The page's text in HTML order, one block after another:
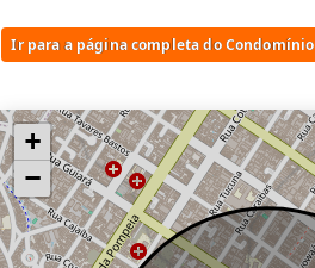
Ir para a página completa do
+
−